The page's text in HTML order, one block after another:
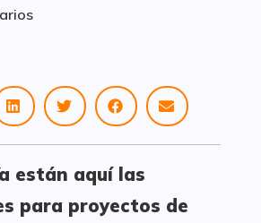
están aquí las
para proyectos de